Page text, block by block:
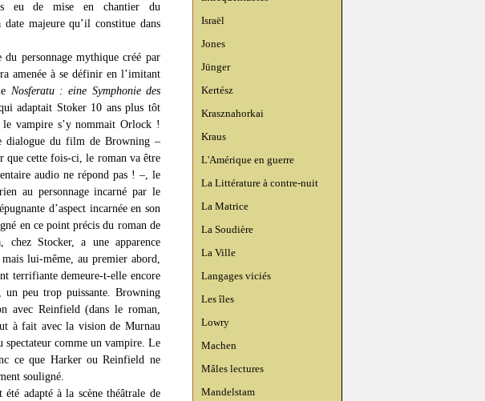
Israël
Jones
Jünger
Kertész
Krasznahorkai
Kraus
L'Amérique en guerre
La Littérature à contre-nuit
La Matrice
La Soudière
La Ville
Langages viciés
Les îles
Lowry
Machen
Mâles lectures
Mandelstam
eu de mise en chantier du
majeure qu’il constitue dans
personnage mythique créé par
amenée à se définir en l’imitant
Nosferatu : eine Symphonie des
adaptait Stoker 10 ans plus tôt
le vampire s’y nommait Orlock !
dialogue du film de Browning –
que cette fois-ci, le roman va être
audio ne répond pas ! –, le
au personnage incarné par le
d’aspect incarnée en son
en ce point précis du roman de
Stocker, a une apparence
lui-même, au premier abord,
terrifiante demeure-t-elle encore
peu trop puissante. Browning
avec Reinfield (dans le roman,
à fait avec la vision de Murnau
spectateur comme un vampire. Le
ce que Harker ou Reinfield ne
souligné.
adapté à la scène théâtrale de